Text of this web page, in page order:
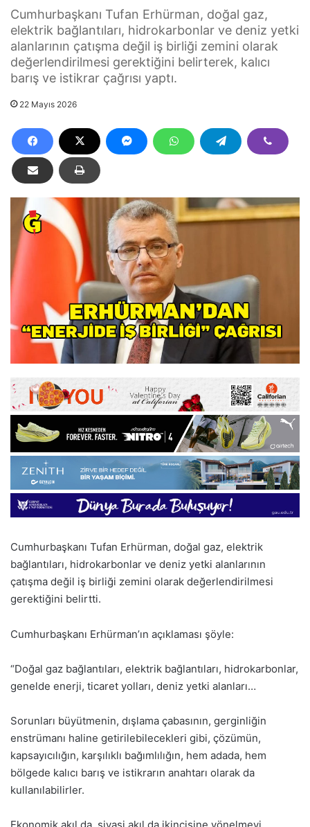
Cumhurbaşkanı Tufan Erhürman, doğal gaz,
elektrik bağlantıları, hidrokarbonlar ve deniz yetki
alanlarının çatışma değil iş birliği zemini olarak
değerlendirilmesi gerektiğini belirterek, kalıcı
barış ve istikrar çağrısı yaptı.
22 Mayıs 2026
Cumhurbaşkanı Tufan Erhürman, doğal gaz, elektrik
bağlantıları, hidrokarbonlar ve deniz yetki alanlarının
çatışma değil iş birliği zemini olarak değerlendirilmesi
gerektiğini belirtti.
Cumhurbaşkanı Erhürman’ın açıklaması şöyle:
“Doğal gaz bağlantıları, elektrik bağlantıları, hidrokarbonlar,
genelde enerji, ticaret yolları, deniz yetki alanları…
Sorunları büyütmenin, dışlama çabasının, gerginliğin
enstrümanı haline getirilebilecekleri gibi, çözümün,
kapsayıcılığın, karşılıklı bağımlılığın, hem adada, hem
bölgede kalıcı barış ve istikrarın anahtarı olarak da
kullanılabilirler.